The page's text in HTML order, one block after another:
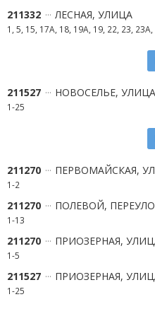
211332 ЛЕСНАЯ, УЛИЦА
1, 5, 15, 17А, 18, 19А, 19, 22, 23,
211527 НОВОСЕЛЬЕ, УЛИЦА
1-25
211270 ПЕРВОМАЙСКАЯ,
1-2
211270 ПОЛЕВОЙ,
1-13
211270 ПРИОЗЕРНАЯ,
1-5
211527 ПРИОЗЕРНАЯ,
1-25